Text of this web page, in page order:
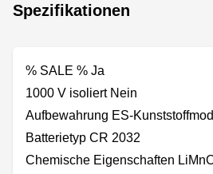
Spezifikationen
% SALE % Ja
1000 V isoliert Nein
Aufbewahrung ES-
Batterietyp CR 2032
Chemische Eigenschaften